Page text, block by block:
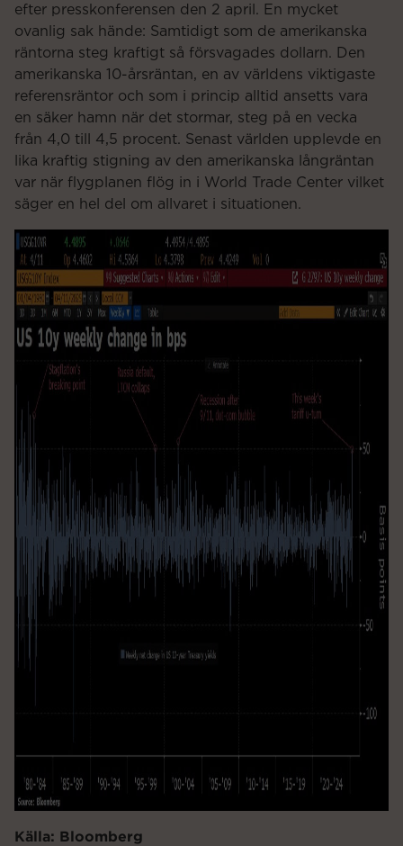
efter presskonferensen den 2 april. En mycket
ovanlig sak hände: Samtidigt som de amerikanska
räntorna steg kraftigt så försvagades dollarn. Den
amerikanska 10-årsräntan, en av världens viktigaste
referensräntor och som i princip alltid ansetts vara
en säker hamn när det stormar, steg på en vecka
från 4,0 till 4,5 procent. Senast världen upplevde en
lika kraftig stigning av den amerikanska långräntan
var när flygplanen flög in i World Trade Center vilket
säger en hel del om allvaret i situationen.
Källa: Bloomberg